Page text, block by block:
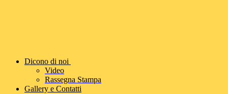
Dicono di noi
Video
Rassegna Stampa
Gallery e Contatti